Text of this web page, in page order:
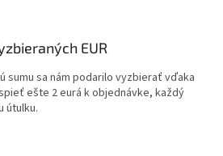
EUR
sumu sa nám podarilo vyzbierať vďaka
ešte 2 eurá k objednávke, každý
útulku.